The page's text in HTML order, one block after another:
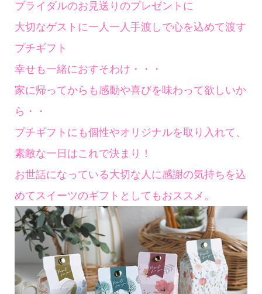
ブライダルのお見送りのプレゼントに
大切なゲストに一人一人手渡しで心を込めて渡す
プチギフト
幸せも一緒におすそわけ・・・
家に帰ってからも感動や喜びを味わって欲しいか
ら・・
プチギフトにも個性やオリジナルを取り入れて、
素敵な一日はこれで決まり！
お世話になっている大切な人に感謝の気持ちを込
めてスイーツのギフトとしてもおススメ。